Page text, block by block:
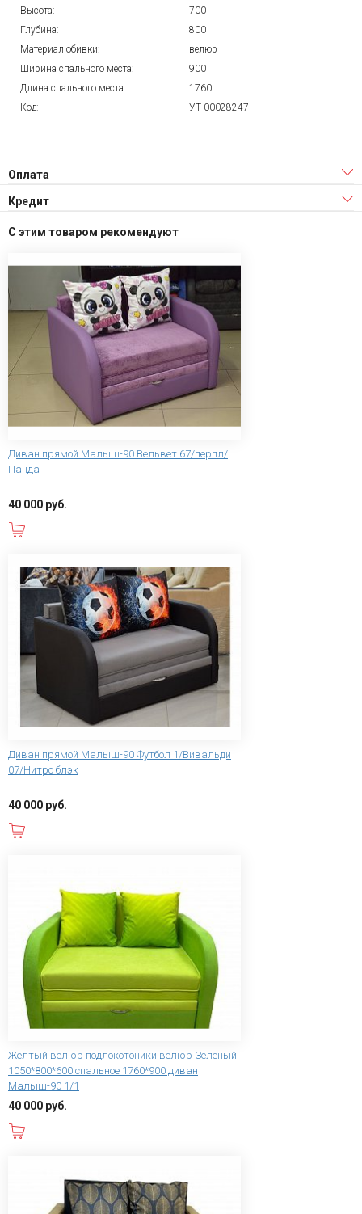
Высота:
700
Глубина:
800
Материал обивки:
велюр
Ширина спального места:
900
Длина спального места:
1760
Код:
УТ-00028247
Оплата
Кредит
С этим товаром рекомендуют
Диван прямой Малыш-90 Вельвет 67/перпл/
Панда
40 000 руб.
Диван прямой Малыш-90 Футбол 1/Вивальди
07/Нитро блэк
40 000 руб.
Желтый велюр подлокотоники велюр Зеленый
1050*800*600 спальное 1760*900 диван
Малыш-90 1/1
40 000 руб.